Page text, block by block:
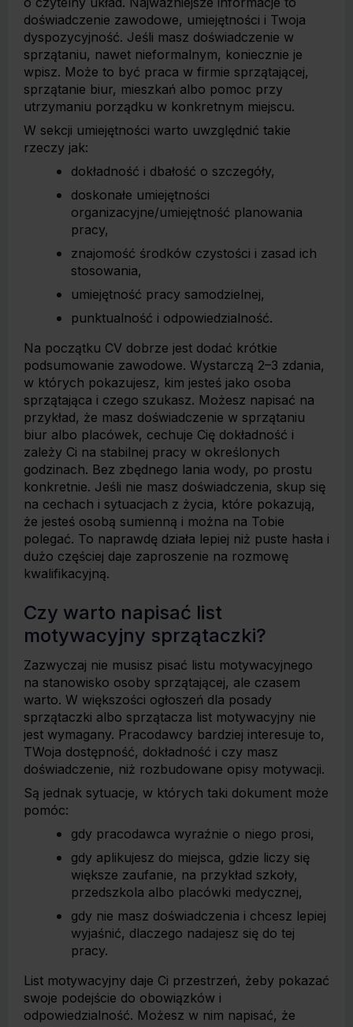
doświadczenie zawodowe, umiejętności i Twoja
dyspozycyjność. Jeśli masz doświadczenie w
sprzątaniu, nawet nieformalnym, koniecznie je
wpisz. Może to być praca w firmie sprzątającej,
sprzątanie biur, mieszkań albo pomoc przy
utrzymaniu porządku w konkretnym miejscu.
W sekcji umiejętności warto uwzględnić takie
rzeczy jak:
dokładność i dbałość o szczegóły,
doskonałe umiejętności
organizacyjne/umiejętność planowania
pracy,
znajomość środków czystości i zasad ich
stosowania,
umiejętność pracy samodzielnej,
punktualność i odpowiedzialność.
Na początku CV dobrze jest dodać krótkie
podsumowanie zawodowe. Wystarczą 2–3 zdania,
w których pokazujesz, kim jesteś jako osoba
sprzątająca i czego szukasz. Możesz napisać na
przykład, że masz doświadczenie w sprzątaniu
biur albo placówek, cechuje Cię dokładność i
zależy Ci na stabilnej pracy w określonych
godzinach. Bez zbędnego lania wody, po prostu
konkretnie. Jeśli nie masz doświadczenia, skup się
na cechach i sytuacjach z życia, które pokazują,
że jesteś osobą sumienną i można na Tobie
polegać. To naprawdę działa lepiej niż puste hasła i
dużo częściej daje zaproszenie na rozmowę
kwalifikacyjną.
Czy warto napisać list
motywacyjny sprzątaczki?
Zazwyczaj nie musisz pisać listu motywacyjnego
na stanowisko osoby sprzątającej, ale czasem
warto. W większości ogłoszeń dla posady
sprzątaczki albo sprzątacza list motywacyjny nie
jest wymagany. Pracodawcy bardziej interesuje to,
TWoja dostępność, dokładność i czy masz
doświadczenie, niż rozbudowane opisy motywacji.
Są jednak sytuacje, w których taki dokument może
pomóc:
gdy pracodawca wyraźnie o niego prosi,
gdy aplikujesz do miejsca, gdzie liczy się
większe zaufanie, na przykład szkoły,
przedszkola albo placówki medycznej,
gdy nie masz doświadczenia i chcesz lepiej
wyjaśnić, dlaczego nadajesz się do tej
pracy.
List motywacyjny daje Ci przestrzeń, żeby pokazać
swoje podejście do obowiązków i
odpowiedzialność. Możesz w nim napisać, że